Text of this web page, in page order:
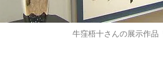
牛窪梧十さんの展示作品